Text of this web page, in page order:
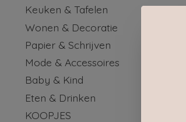
Keuken & Tafelen
Wonen & Decoratie
Papier & Schrijven
Mode & Accessoires
Baby & Kind
Eten & Drinken
KOOPJES